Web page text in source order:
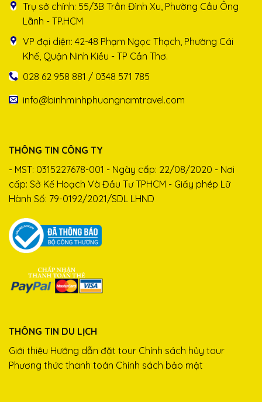
Trụ sở chính: 55/3B Trần Đình Xu, Phường Cầu Ông
Lãnh - TP.HCM
VP đại diện: 42-48 Phạm Ngọc Thạch, Phường Cái
Khế, Quận Ninh Kiều - TP Cần Thơ.
028 62 958 881 / 0348 571 785
info@binhminhphuongnamtravel.com
THÔNG TIN CÔNG TY
- MST: 0315227678-001 - Ngày cấp: 22/08/2020 - Nơi
cấp: Sở Kế Hoạch Và Đầu Tư TPHCM - Giấy phép Lữ
Hành Số: 79-0192/2021/SDL LHND
THÔNG TIN DU LỊCH
Giới thiệu Hướng dẫn đặt tour Chính sách hủy tour
Phương thức thanh toán Chính sách bảo mật